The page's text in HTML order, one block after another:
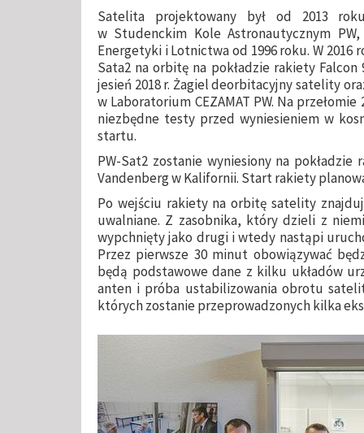
Satelita projektowany był od 2013
w Studenckim Kole Astronautycznym
Energetyki i Lotnictwa od 1996 roku. W
Sata2 na orbitę na pokładzie rakiety
jesień 2018 r. Żagiel deorbitacyjny satelity
w Laboratorium CEZAMAT PW. Na
niezbędne testy przed wyniesieniem w
startu.
PW-Sat2 zostanie wyniesiony na
Vandenberg w Kalifornii. Start rakiety
Po wejściu rakiety na orbitę satelity
uwalniane. Z zasobnika, który dzieli z
wypchnięty jako drugi i wtedy nastąpi
Przez pierwsze 30 minut obowiązywać
będą podstawowe dane z kilku układów
anten i próba ustabilizowania obrotu
których zostanie przeprowadzonych kilka